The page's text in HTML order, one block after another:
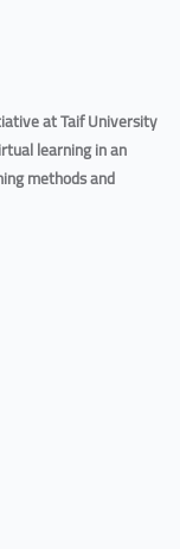
at Taif University
learning in an
methods and